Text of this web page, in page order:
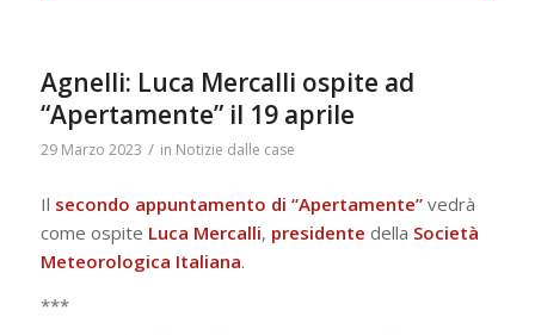
Agnelli: Luca Mercalli ospite ad
“Apertamente” il 19 aprile
29 Marzo 2023 / in Notizie dalle case
Il secondo appuntamento di “Apertamente” vedrà
come ospite Luca Mercalli, presidente della Società
Meteorologica Italiana.
***